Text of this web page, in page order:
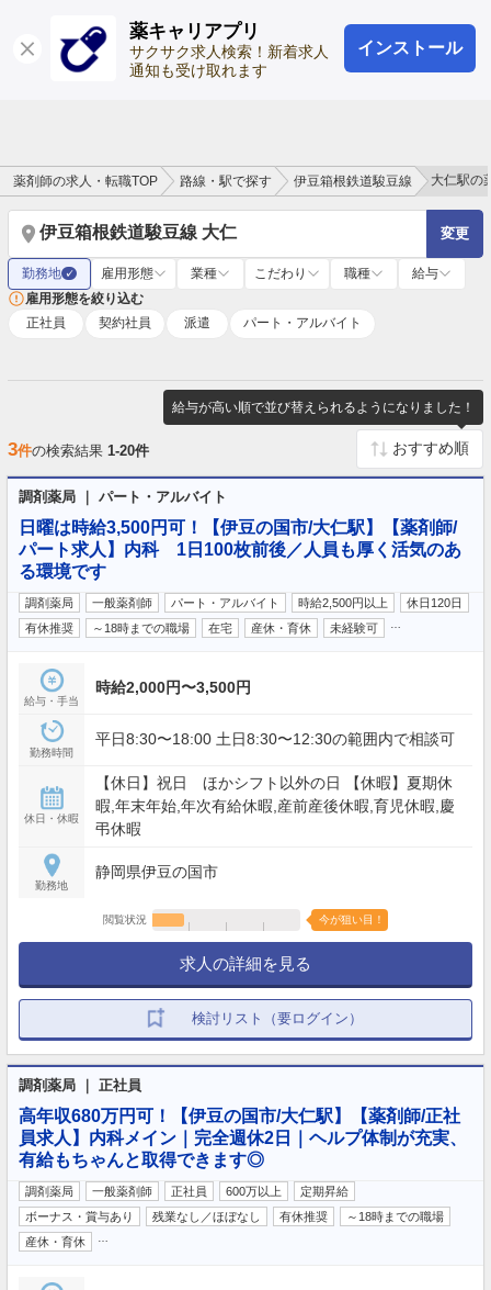
薬キャリアプリ
サクサク求人検索！新着求人
通知も受け取れます
インストール
ログイン 会員登録
薬剤師の求人・転職TOP 路線・駅で探す 伊豆箱根鉄道駿豆線 大仁駅の
伊豆箱根鉄道駿豆線 大仁 変更
勤務地 ✓ 雇用形態 業種 こだわり 職種
給与
雇用形態を絞り込む
正社員
契約社員 派遣 パート・アルバイト
給与が高い順で並び替えられるようになりました！
3件の検索結果 1-20件
調剤薬局 ｜ パート・アルバイト
日曜は時給3,500円可！【伊豆の国市/大仁駅】【薬剤師/
パート求人】内科 1日100枚前後／人員も厚く活気のあ
る環境です
調剤薬局 一般薬剤師 パート・アルバイト 時給2,500円以上
休日120日
有休推奨
～18時までの職場 在宅 産休・育休 未経験可
給与・手当
時給2,000円〜3,500円
勤務時間
平日8:30〜18:00 土日8:30〜12:30の範囲内で相談可
休日・休暇
【休日】祝日 ほかシフト以外の日 【休暇】夏期休
暇,年末年始,年次有給休暇,産前産後休暇,育児休暇,慶
弔休暇
勤務地
静岡県伊豆の国市
閲覧状況 今が狙い目！
求人の詳細を見る
検討リスト（要ログイン）
調剤薬局 ｜ 正社員
高年収680万円可！【伊豆の国市/大仁駅】【薬剤師/正社
員求人】内科メイン｜完全週休2日｜ヘルプ体制が充実、
有給もちゃんと取得できます◎
調剤薬局 一般薬剤師 正社員 600万以上
定期昇給
ボーナス・賞与あり
残業なし／ほぼなし 有休推奨
～18時までの職場
産休・育休